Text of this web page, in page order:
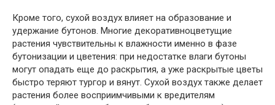
Кроме того, сухой воздух влияет на образование и
удержание бутонов. Многие декоративноцветущие
растения чувствительны к влажности именно в фазе
бутонизации и цветения: при недостатке влаги бутоны
могут опадать еще до раскрытия, а уже раскрытые цветы
быстро теряют тургор и вянут. Сухой воздух также делает
растения более восприимчивыми к вредителям